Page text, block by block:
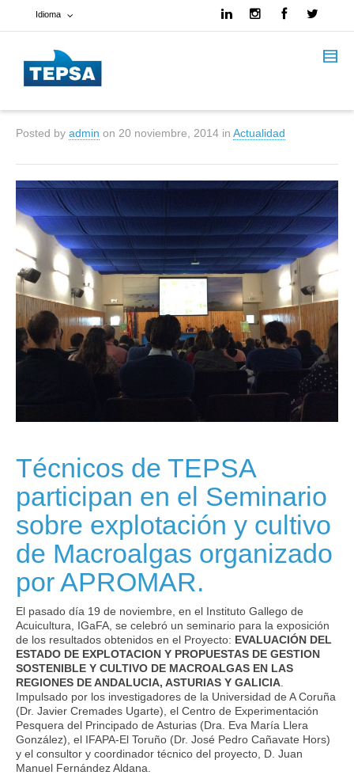
Idioma
Francés
Español
Inglés
Posted by admin on 20 noviembre, 2014 in Actualidad
Técnicos de TEPSA
participan en el Seminario
sobre explotación y cultivo
de Macroalgas organizado
por APROMAR.
El pasado día 19 de noviembre, en el Instituto Gallego de
Acuicultura, IGaFA, se celebró un seminario para la exposición
de los resultados obtenidos en el Proyecto: EVALUACIÓN DEL
ESTADO DE EXPLOTACION Y PROPUESTAS DE GESTION
SOSTENIBLE Y CULTIVO DE MACROALGAS EN LAS
REGIONES DE ANDALUCIA, ASTURIAS Y GALICIA
Impulsado por los investigadores de la Universidad de A Coruña
(Dr. Javier Cremades Ugarte), el Centro de Experimentación
Pesquera del Principado de Asturias (Dra. Eva María Llera
González), el IFAPA-El Toruño (Dr. José Pedro Cañavate Hors)
y el consultor y coordinador técnico del proyecto, D. Juan
Manuel Fernández Aldana.